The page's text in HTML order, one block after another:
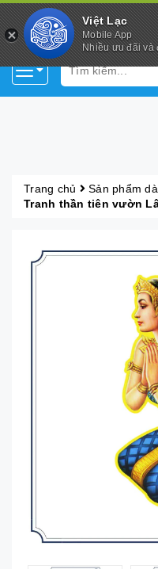
Việt Lạc
Mobile App
Nhiều ưu đãi và
Trang chủ
Sản phẩm
Tranh thần tiên vườn